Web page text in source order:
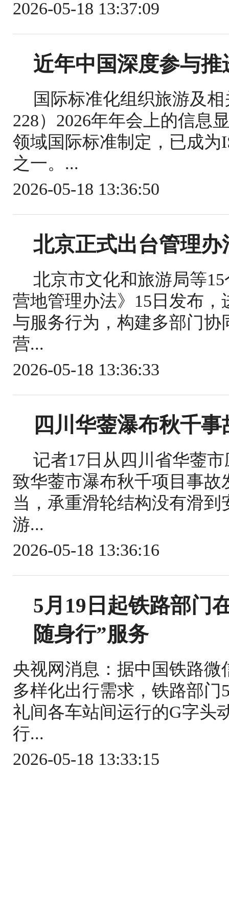
2026-05-18 13:37:09
近年中国深度参与
国际标准化组织旅游及
228）2026年年会上的信息
领域国际标准制定，已成为
之一。...
2026-05-18 13:36:50
北京正式出台管理
北京市文化和旅游局等
营地管理办法》15日发布
与服务行为，构建多部门
营...
2026-05-18 13:36:33
四川华蓥瀑布秋千
记者17日从四川省华蓥
致华蓥市瀑布秋千项目事
当，承重滑轮结构没有滑
游...
2026-05-18 13:36:16
5月19日起铁路部门
随身行”服务
央视网消息：据中国铁路
多样化出行需求，铁路部门
礼间各车站间运行的G字头
行...
2026-05-18 13:33:15